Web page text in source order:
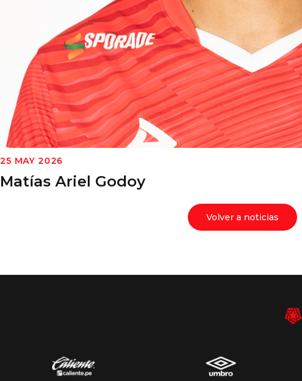
25 MAY 2026
Matías Ariel Godoy
Volver a noticias